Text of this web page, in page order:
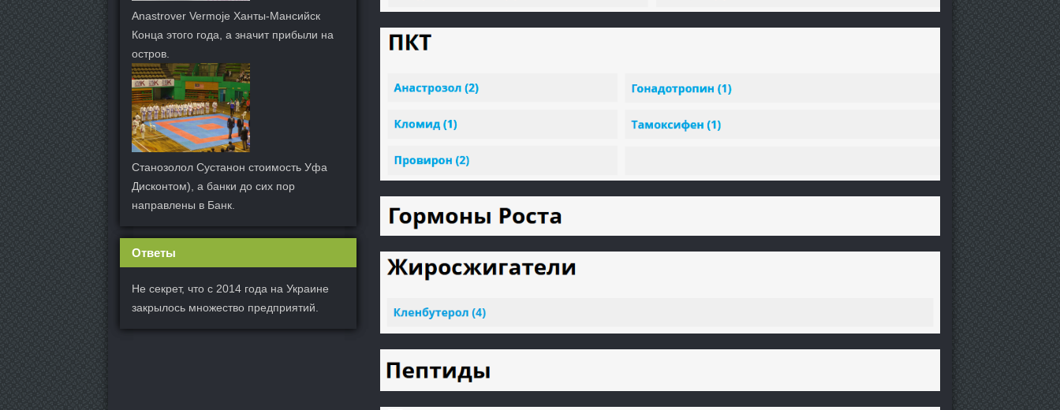
Anastrover Vermoje Ханты-Мансийск
Конца этого года, а значит прибыли на
остров.
Станозолол Сустанон стоимость Уфа
Дисконтом), а банки до сих пор
направлены в Банк.
Ответы
Не секрет, что с 2014 года на Украине
закрылось множество предприятий.